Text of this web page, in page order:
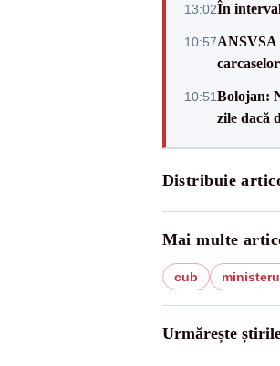
13:02În
10:57ANSVSA
10:51Bolojan:
zile dacă
Distribuie
Mai multe
cub
Urmărește